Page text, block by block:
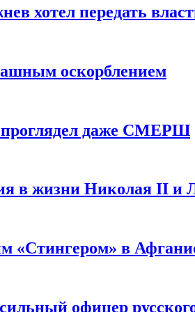
хотел передать
оскорблением
проглядел даже СМЕРШ
в жизни Николая II и
«Стингером» в
офицер